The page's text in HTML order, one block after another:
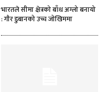
भारतले सीमा क्षेत्रको बाँध अग्लो बनायो
: गौर डुबानको उच्च जोखिममा